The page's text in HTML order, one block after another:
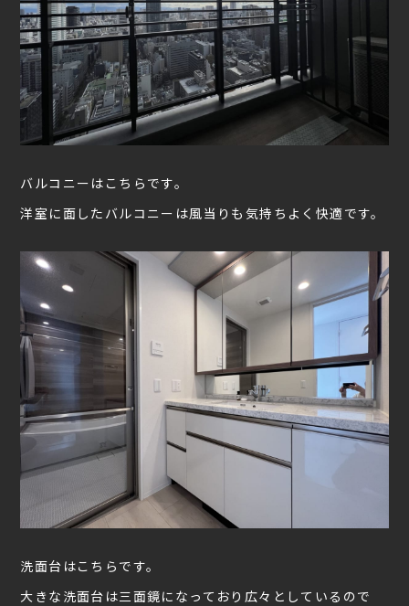
バルコニーはこちらです。
洋室に面したバルコニーは風当りも気持ちよく快適です。
洗面台はこちらです。
大きな洗面台は三面鏡になっており広々としているので